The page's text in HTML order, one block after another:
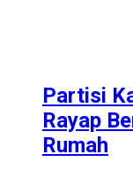
Partisi
Rayap
Rumah